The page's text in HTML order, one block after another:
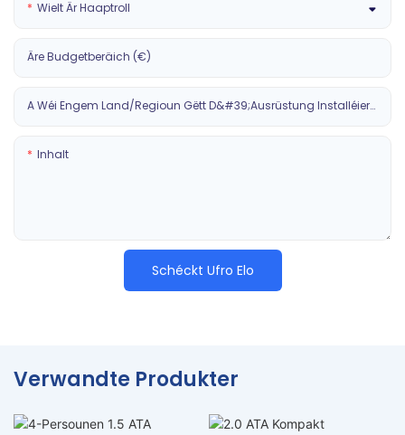
Wielt Är Haaptroll
Äre Budgetberäich (€)
A Wéi Engem Land/Regioun Gëtt D&#39;Ausrüstung Installéiert?
Inhalt
Schéckt Ufro Elo
Verwandte Produkter